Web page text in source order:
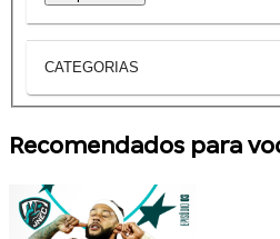
CATEGORIAS
Recomendados para